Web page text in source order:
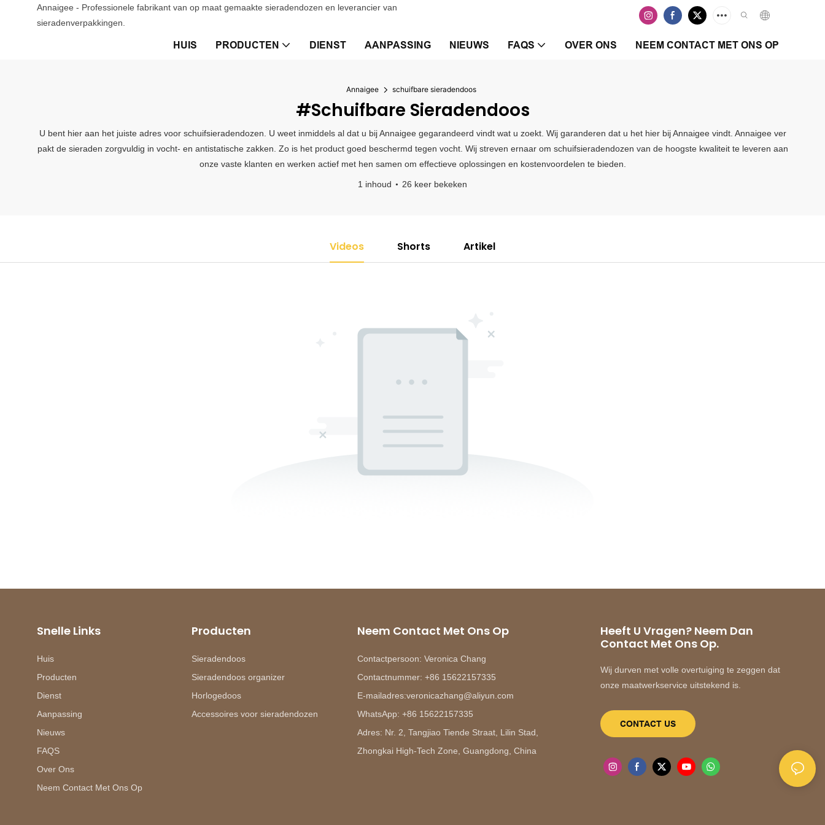
Annaigee - Professionele fabrikant van op maat gemaakte sieradendozen en leverancier van
sieradenverpakkingen.
HUIS PRODUCTEN DIENST AANPASSING NIEUWS FAQS OVER ONS NEEM CONTACT MET ONS OP
Annaigee schuifbare sieradendoos
#schuifbare Sieradendoos
U bent hier aan het juiste adres voor schuifsieradendozen. U weet inmiddels al dat u bij Annaigee gegarandeerd vindt wat u zoekt. Wij garanderen dat u het hier bij Annaigee vindt. Annaigee ver
pakt de sieraden zorgvuldig in vocht- en antistatische zakken. Zo is het product goed beschermd tegen vocht. Wij streven ernaar om schuifsieradendozen van de hoogste kwaliteit te leveren aan
onze vaste klanten en werken actief met hen samen om effectieve oplossingen en kostenvoordelen te bieden.
1 inhoud 26 keer bekeken
Videos Shorts Artikel
Snelle Links
Huis
Producten
Dienst
Aanpassing
Nieuws
FAQS
Over Ons
Neem Contact Met Ons Op
Producten
Sieradendoos
Sieradendoos organizer
Horlogedoos
Accessoires voor sieradendozen
Neem Contact Met Ons Op
Contactpersoon: Veronica Chang
Contactnummer: +86 15622157335
E-mailadres:veronicazhang@aliyun.com
WhatsApp: +86 15622157335
Adres: Nr. 2, Tangjiao Tiende Straat, Lilin Stad,
Zhongkai High-Tech Zone, Guangdong, China
Heeft U Vragen? Neem Dan
Contact Met Ons Op.
Wij durven met volle overtuiging te zeggen dat
onze maatwerkservice uitstekend is.
CONTACT US